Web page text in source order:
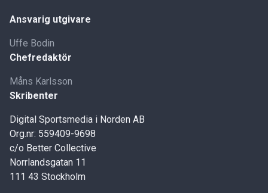
Ansvarig utgivare
Uffe Bodin
Chefredaktör
Måns Karlsson
Skribenter
Digital Sportsmedia i Norden AB
Org.nr: 559409-9698
c/o Better Collective
Norrlandsgatan 11
111 43 Stockholm